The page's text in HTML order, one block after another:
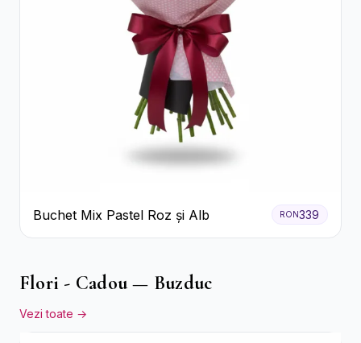
Buchet Mix Pastel Roz și Alb RON339
Flori - Cadou — Buzduc
Vezi toate →